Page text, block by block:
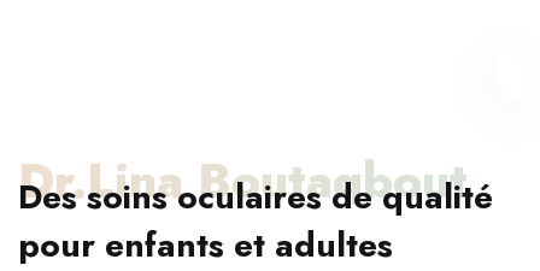
Dr.Lina Boutaqbout
Des soins oculaires de qualité
pour enfants et adultes